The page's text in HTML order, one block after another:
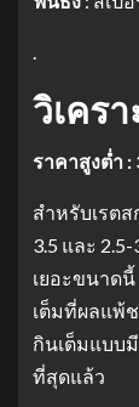
.
วิเคร
ราคาสูงต่ำ :
สำหรับเรตส
3.5 และ
เยอะขนาด
เต็มที่ผลแพ้
กินเต็มแบบ
ที่สุดแล้ว